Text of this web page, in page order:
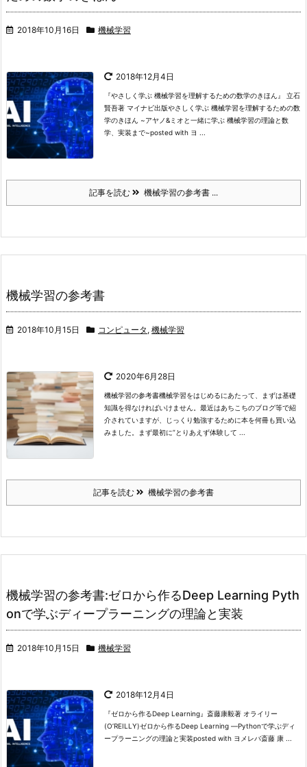
2018年10月16日 機械学習
2018年12月4日
『やさしく学ぶ 機械学習を理解するための数学のきほん』 立石
賢吾著 マイナビ出版やさしく学ぶ 機械学習を理解するための数
学のきほん ~アヤノ&ミオと一緒に学ぶ 機械学習の理論と数
学、実装まで~posted with ヨ ...
記事を読む 機械学習の参考書 ...
機械学習の参考書
2018年10月15日 コンピュータ , 機械学習
2020年6月28日
機械学習の参考書機械学習をはじめるにあたって、まずは基礎
知識を得なければいけません。最近はあちこちのブログ等で紹
介されていますが、じっくり勉強するために本を何冊も買い込
みました。
まず最初に”とりあえず体験して ...
記事を読む 機械学習の参考書
機械学習の参考書:ゼロから作るDeep Learning Pyth
onで学ぶディープラーニングの理論と実装
2018年10月15日 機械学習
2018年12月4日
『ゼロから作るDeep Learning』斎藤康毅著 オライリー
(O’REILLY)ゼロから作るDeep Learning ―Pythonで学ぶディ
ープラーニングの理論と実装posted with ヨメレバ斎藤 康 ...